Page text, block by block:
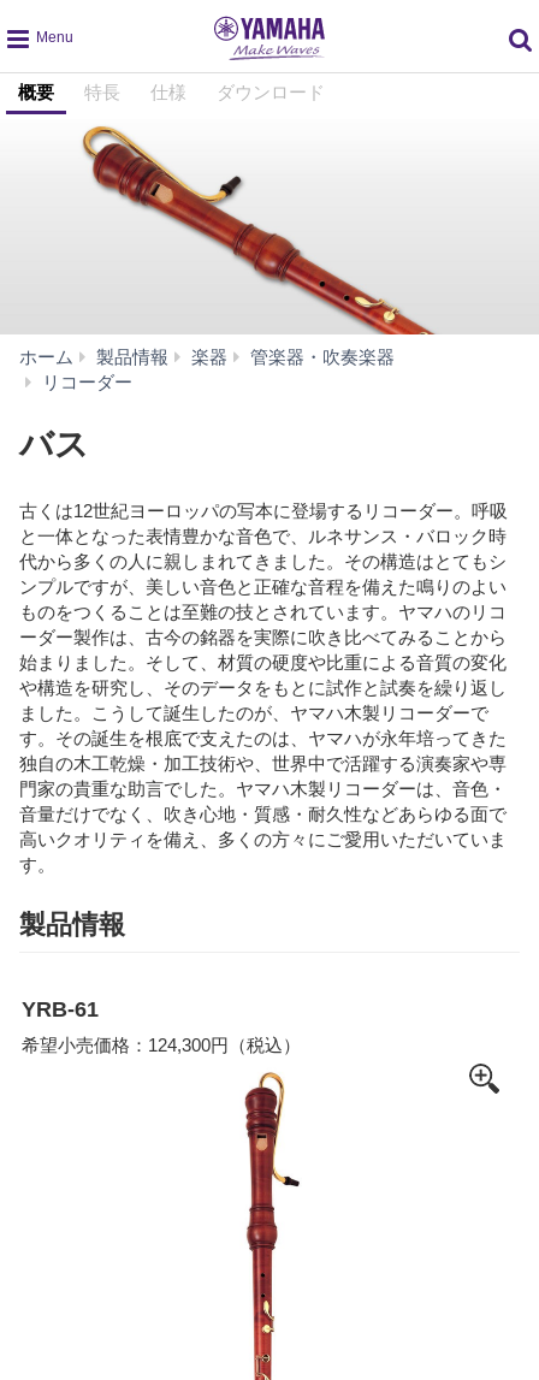
global
navigation
概要 特長 仕様 ダウンロード
ホーム 製品情報 楽器
管楽器・吹奏楽器
リコーダー
バス
古くは12世紀ヨーロッパの写本に登場するリコーダー。呼吸
と一体となった表情豊かな音色で、ルネサンス・バロック時
代から多くの人に親しまれてきました。その構造はとてもシ
ンプルですが、美しい音色と正確な音程を備えた鳴りのよい
ものをつくることは至難の技とされています。ヤマハのリコ
ーダー製作は、古今の銘器を実際に吹き比べてみることから
始まりました。そして、材質の硬度や比重による音質の変化
や構造を研究し、そのデータをもとに試作と試奏を繰り返し
ました。こうして誕生したのが、ヤマハ木製リコーダーで
す。その誕生を根底で支えたのは、ヤマハが永年培ってきた
独自の木工乾燥・加工技術や、世界中で活躍する演奏家や専
門家の貴重な助言でした。ヤマハ木製リコーダーは、音色・
音量だけでなく、吹き心地・質感・耐久性などあらゆる面で
高いクオリティを備え、多くの方々にご愛用いただいていま
す。
製品情報
YRB-61
希望小売価格：124,300円（税込）